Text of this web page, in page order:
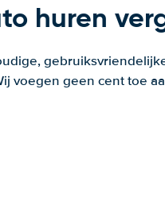
huren
voegen geen cent toe